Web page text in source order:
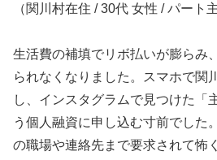
（関川村在住 / 30代 女性 / パート主
生活費の補填でリボ払いが膨らみ
られなくなりました。スマホで関
し、インスタグラムで見つけた「
う個人融資に申し込む寸前でした
の職場や連絡先まで要求されて怖